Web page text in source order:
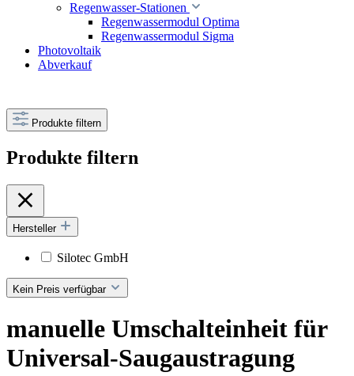
Regenwasser-Stationen
Regenwassermodul Optima
Regenwassermodul Sigma
Photovoltaik
Abverkauf
Produkte filtern
Produkte filtern
Hersteller
Silotec GmbH
Kein Preis verfügbar
manuelle Umschalteinheit für
Universal-Saugaustragung